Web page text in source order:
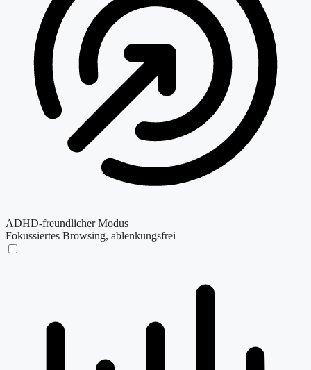
ADHD-freundlicher Modus
Fokussiertes Browsing, ablenkungsfrei